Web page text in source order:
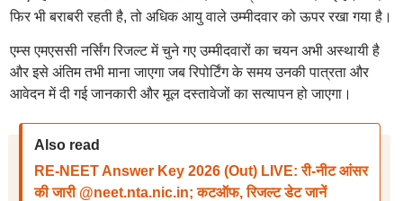
फिर भी बराबरी रहती है, तो अधिक आयु वाले उम्मीदवार को ऊपर रखा गया है।
एम्स एमएससी नर्सिंग रिजल्ट में चुने गए उम्मीदवारों का चयन अभी अस्थायी है
और इसे अंतिम तभी माना जाएगा जब रिपोर्टिंग के समय उनकी पात्रता और
आवेदन में दी गई जानकारी और मूल दस्तावेजों का सत्यापन हो जाएगा।
Also read
RE-NEET Answer Key 2026 (Out) LIVE: री-नीट आंसर
की जारी @neet.nta.nic.in; कटऑफ, रिजल्ट डेट जानें